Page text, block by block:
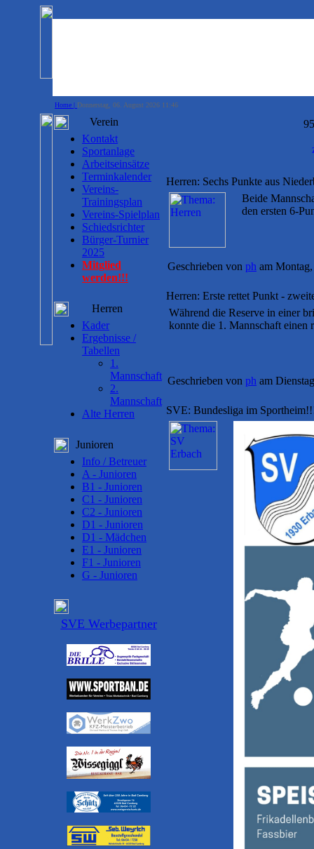
Home | Donnerstag, 06. August 2026 11:46
Verein
Kontakt
Sportanlage
Arbeitseinsätze
Terminkalender
Vereins-
Trainingsplan
Vereins-Spielplan
Schiedsrichter
Bürger-Turnier
2025
Mitglied
werden!!!
Herren
Kader
Ergebnisse /
Tabellen
1.
Mannschaft
2.
Mannschaft
Alte Herren
Junioren
Info / Betreuer
A - Junioren
B1 - Junioren
C1 - Junioren
C2 - Junioren
D1 - Junioren
D1 - Mädchen
E1 - Junioren
F1 - Junioren
G - Junioren
SVE Werbepartner
Herren: Sechs Punkte aus
Beide
den ersten 6-
Geschrieben von ph am
Herren: Erste rettet Punkt -
Während die Reserve in einer
konnte die 1. Mannschaft einen
Geschrieben von ph am
SVE: Bundesliga im